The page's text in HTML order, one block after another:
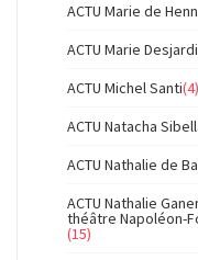
ACTU Marie de
ACTU Marie
ACTU Michel Santi(4)
ACTU Natacha
ACTU Nathalie de
ACTU Nathalie
théâtre Napoléon-
(15)